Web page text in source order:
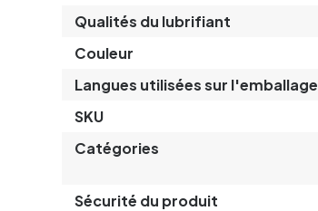
Qualités du lubrifiant
Couleur
Langues utilisées sur l'emballage
SKU
Catégories
Sécurité du produit